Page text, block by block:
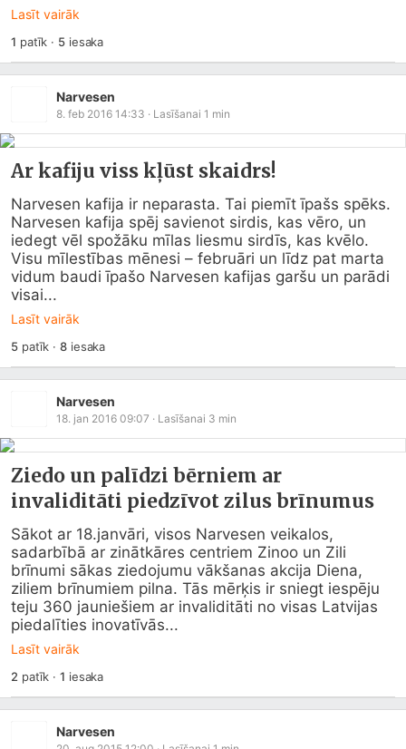
Lasīt vairāk
1 patīk · 5iesaka
Narvesen
8. feb 2016 14:33 · Lasīšanai 1 min
Ar kafiju viss kļūst skaidrs!
Narvesen kafija ir neparasta. Tai piemīt īpašs spēks.
Narvesen kafija spēj savienot sirdis, kas vēro, un
iedegt vēl spožāku mīlas liesmu sirdīs, kas kvēlo.
Visu mīlestības mēnesi – februāri un līdz pat marta
vidum baudi īpašo Narvesen kafijas garšu un parādi
visai...
Lasīt vairāk
5patīk ·8iesaka
Narvesen
18. jan 2016 09:07 · Lasīšanai 3 min
Ziedo un palīdzi bērniem ar
invaliditāti piedzīvot zilus brīnumus
Sākot ar 18.janvāri, visos Narvesen veikalos,
sadarbībā ar zinātkāres centriem Zinoo un Zili
brīnumi sākas ziedojumu vākšanas akcija Diena,
ziliem brīnumiem pilna. Tās mērķis ir sniegt iespēju
teju 360 jauniešiem ar invaliditāti no visas Latvijas
piedalīties inovatīvās...
Lasīt vairāk
2 patīk ·1 iesaka
Narvesen